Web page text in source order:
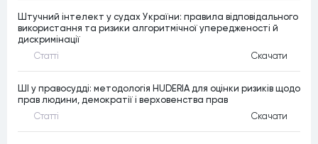
Штучний інтелект у судах України: правила відповідального
використання та ризики алгоритмічної упередженості й
дискримінації
Статтi Скачати
ШІ у правосудді: методологія HUDERIA для оцінки ризиків щодо
прав людини, демократії і верховенства прав
Статтi Скачати